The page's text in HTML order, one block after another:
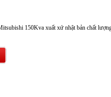
150Kva xuất xứ nhật bản chất